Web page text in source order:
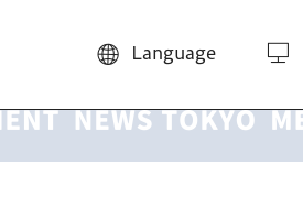
Language